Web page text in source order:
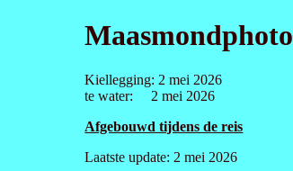
Maasmondphoto
Kiellegging: 2 mei 2026
te water: 2 mei 2026
Afgebouwd tijdens de reis
Laatste update: 2 mei 2026